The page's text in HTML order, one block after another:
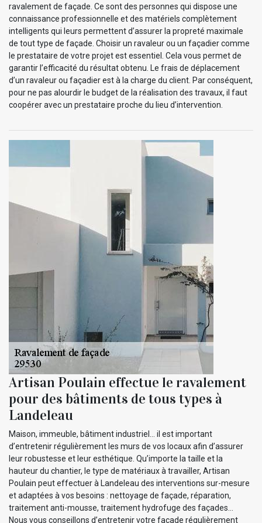
ravalement de façade. Ce sont des personnes qui dispose une
connaissance professionnelle et des matériels complètement
intelligents qui leurs permettent d’assurer la propreté maximale
de tout type de façade. Choisir un ravaleur ou un façadier comme
le prestataire de votre projet est essentiel. Cela vous permet de
garantir l’efficacité du résultat obtenu. Le frais de déplacement
d’un ravaleur ou façadier est à la charge du client. Par conséquent,
pour ne pas alourdir le budget de la réalisation des travaux, il faut
coopérer avec un prestataire proche du lieu d’intervention.
Artisan Poulain effectue le ravalement
pour des bâtiments de tous types à
Landeleau
Maison, immeuble, bâtiment industriel… il est important
d’entretenir régulièrement les murs de vos locaux afin d’assurer
leur robustesse et leur esthétique. Qu’importe la taille et la
hauteur du chantier, le type de matériaux à travailler, Artisan
Poulain peut effectuer à Landeleau des interventions sur-mesure
et adaptées à vos besoins : nettoyage de façade, réparation,
traitement anti-mousse, traitement hydrofuge des façades…
Nous vous conseillons d’entretenir votre façade régulièrement